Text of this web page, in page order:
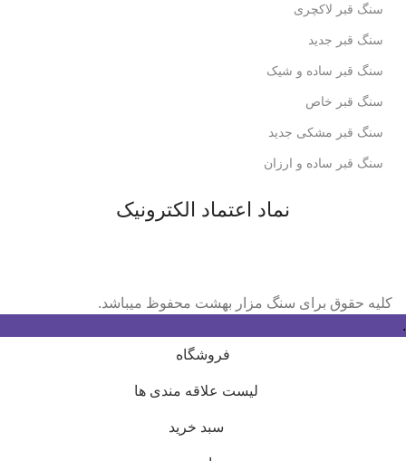
سنگ قبر لاکچری
سنگ قبر جدید
سنگ قبر ساده و شیک
سنگ قبر خاص
سنگ قبر مشکی جدید
سنگ قبر ساده و ارزان
نماد اعتماد الکترونیک
کلیه حقوق برای سنگ مزار بهشت محفوظ میباشد.
.
فروشگاه
لیست علاقه مندی ها
سبد خرید